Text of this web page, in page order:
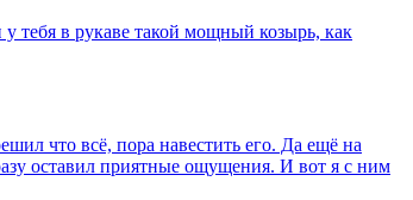
у тебя в рукаве такой мощный козырь, как
что всё, пора навестить его. Да ещё на
оставил приятные ощущения. И вот я с ним